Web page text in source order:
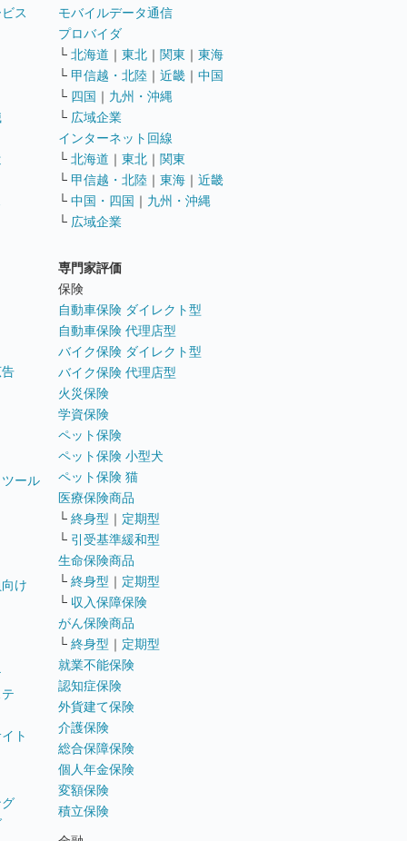
ス
ール
け
ト
モバイルデータ通信
プロバイダ
└ 北海道 ｜ 東北 ｜ 関東 ｜ 東海
└ 甲信越・北陸 ｜ 近畿 ｜ 中国
└ 四国 ｜ 九州・沖縄
└ 広域企業
インターネット回線
└ 北海道 ｜ 東北 ｜ 関東
└ 甲信越・北陸 ｜ 東海 ｜ 近畿
└ 中国・四国 ｜ 九州・沖縄
└ 広域企業
専門家評価
保険
自動車保険 ダイレクト型
自動車保険 代理店型
バイク保険 ダイレクト型
バイク保険 代理店型
火災保険
学資保険
ペット保険
ペット保険 小型犬
ペット保険 猫
医療保険商品
└ 終身型 ｜ 定期型
└ 引受基準緩和型
生命保険商品
└ 終身型 ｜ 定期型
└ 収入保障保険
がん保険商品
└ 終身型 ｜ 定期型
就業不能保険
認知症保険
外貨建て保険
介護保険
総合保障保険
個人年金保険
変額保険
積立保険